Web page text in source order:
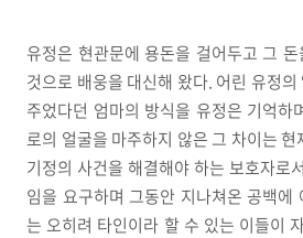
유정은 현관문에 용돈을 걸어두고 그
것으로 배웅을 대신해 왔다. 어린 유정
주었다던 엄마의 방식을 유정은 기억하
로의 얼굴을 마주하지 않은 그 차이는
기정의 사건을 해결해야 하는 보호자로
임을 요구하며 그동안 지나쳐온 공백에
는 오히려 타인이라 할 수 있는 이들이